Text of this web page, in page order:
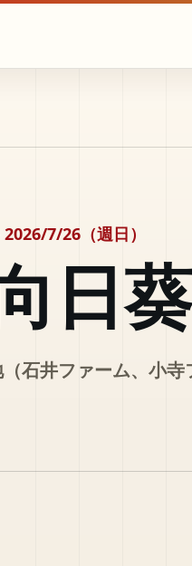
7/26（週日）
日
石井ファーム、小寺